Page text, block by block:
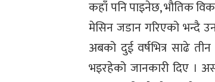
कहाँ पनि पाइनेछ, भौतिक
मेसिन जडान गरिएको भन्दै
अबको दुई वर्षभित्र साढे
भइरहेको जानकारी दिए ।